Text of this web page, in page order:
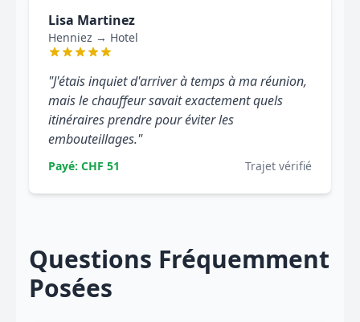
Lisa Martinez
Henniez → Hotel
"J'étais inquiet d'arriver à temps à ma réunion,
mais le chauffeur savait exactement quels
itinéraires prendre pour éviter les
embouteillages."
Payé: CHF 51 Trajet vérifié
Questions Fréquemment
Posées